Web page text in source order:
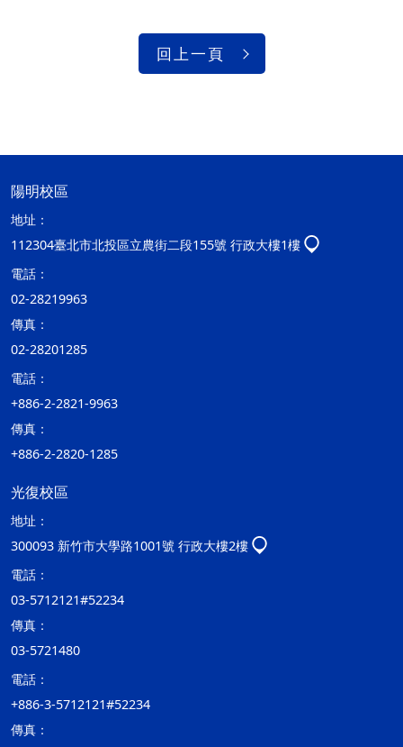
回上一頁
陽明校區
地址：
112304臺北市北投區立農街二段155號 行政大樓1樓
電話：
02-28219963
傳真：
02-28201285
電話：
+886-2-2821-9963
傳真：
+886-2-2820-1285
光復校區
地址：
300093 新竹市大學路1001號 行政大樓2樓
電話：
03-5712121#52234
傳真：
03-5721480
電話：
+886-3-5712121#52234
傳真：